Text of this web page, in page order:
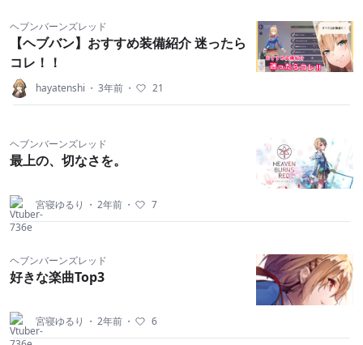
ヘブンバーンズレッド
【ヘブバン】おすすめ装備紹介 迷ったら
コレ！！
hayatenshi ・ 3年前 ・ 21
ヘブンバーンズレッド
最上の、切なさを。
宮寝ゆるり ・ 2年前 ・ 7
ヘブンバーンズレッド
好きな楽曲Top3
宮寝ゆるり ・ 2年前 ・ 6